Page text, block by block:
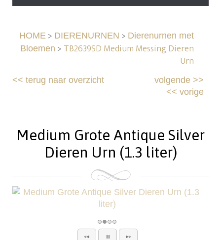
HOME> DIERENURNEN > Dierenurnen met
Bloemen > TB2639SD Medium Messing Dieren
Urn
<<terug naar overzicht volgende>>
<< vorige
Medium Grote Antique Silver
Dieren Urn (1.3 liter)